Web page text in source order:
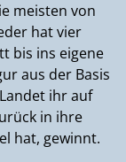
meisten von
hat vier
bis ins eigene
aus der Basis
ihr auf
in ihre
hat, gewinnt.